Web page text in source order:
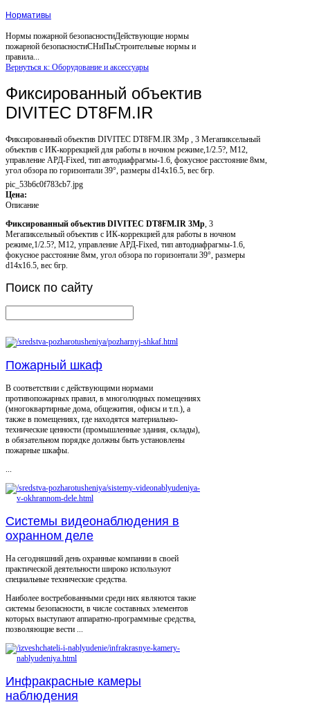
Нормативы
Нормы пожарной безопасностиДействующие нормы
пожарной безопасностиСНиПыСтроительные нормы и
правила...
Вернуться к: Оборудование и аксессуары
Фиксированный объектив
DIVITEC DT8FM.IR
Фиксированный объектив DIVITEC DT8FM.IR 3Mp , 3 Мегапиксельный
объектив с ИК-коррекцией для работы в ночном режиме,1/2.5?, M12,
управление АРД-Fixed, тип автодиафрагмы-1.6, фокусное расстояние 8мм,
угол обзора по горизонтали 39°, размеры d14х16.5, вес 6гр.
pic_53b6c0f783cb7.jpg
Цена:
Описание
Фиксированный объектив DIVITEC DT8FM.IR 3Mp , 3
Мегапиксельный объектив с ИК-коррекцией для работы в ночном
режиме,1/2.5?, M12, управление АРД-Fixed, тип автодиафрагмы-1.6,
фокусное расстояние 8мм, угол обзора по горизонтали 39°, размеры
d14х16.5, вес 6гр.
Поиск по сайту
Пожарный шкаф
В соответствии с действующими нормами
противопожарных правил, в многолюдных помещениях
(многоквартирные дома, общежития, офисы и т.п.), а
также в помещениях, где находятся материально-
технические ценности (промышленные здания, склады),
в обязательном порядке должны быть установлены
пожарные шкафы.
...
Системы видеонаблюдения в
охранном деле
На сегодняшний день охранные компании в своей
практической деятельности широко используют
специальные технические средства.
Наиболее востребованными среди них являются такие
системы безопасности, в числе составных элементов
которых выступают аппаратно-программные средства,
позволяющие вести ...
Инфракрасные камеры
наблюдения